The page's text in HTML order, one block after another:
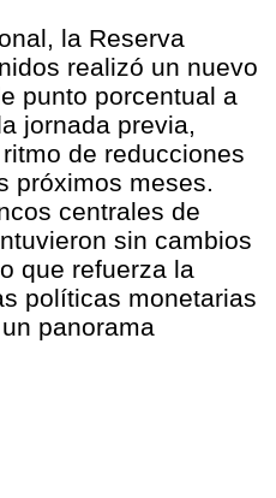
la Reserva
realizó un nuevo
punto porcentual a
jornada previa,
de reducciones
próximos meses.
centrales de
sin cambios
que refuerza la
políticas monetarias
panorama